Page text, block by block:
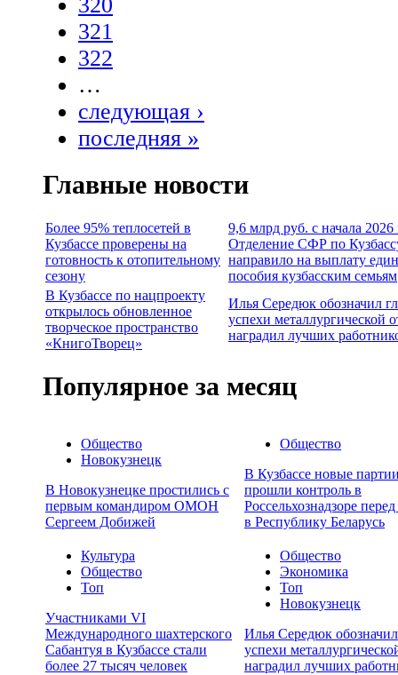
321
322
…
следующая ›
последняя »
Главные новости
Более 95% теплосетей в
Кузбассе проверены на
готовность к отопительному
сезону
9,6 млрд руб. с начала 2026
Отделение СФР по
направило на выплату
пособия кузбасским семьям
В Кузбассе по нацпроекту
открылось обновленное
творческое пространство
«КнигоТворец»
Илья Середюк обозначил
успехи металлургической
наградил лучших
Популярное за месяц
Общество
Новокузнецк
В Новокузнецке простились с
первым командиром ОМОН
Сергеем Добижей
Общество
В Кузбассе новые
прошли контроль в
Россельхознадзоре
в Республику Беларусь
Культура
Общество
Топ
Участниками VI
Международного шахтерского
Сабантуя в Кузбассе стали
более 27 тысяч человек
Общество
Экономика
Топ
Новокузнецк
Илья Середюк
успехи
наградил лучших